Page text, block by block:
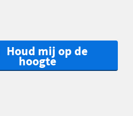
Houd mij op de
hoogte